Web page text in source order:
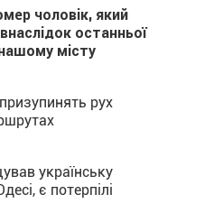
чоловік, який
останньої
місту
рух
українську
є потерпілі